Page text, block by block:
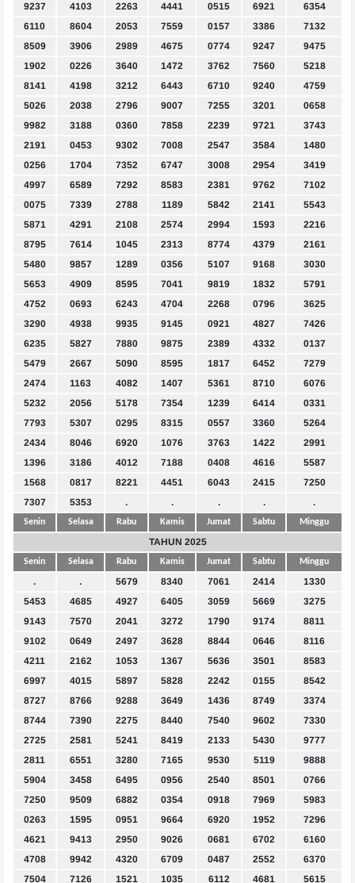
9237
4103 2263 4441 0515 6921
6354
6110
8604 2053 7559 0157 3386
7132
8509
3906 2989 4675 0774 9247
9475
1902
0226 3640 1472 3762 7560
5218
8141
4198 3212 6443 6710 9240
4759
5026
2038 2796 9007 7255 3201
0658
9982
3188 0360 7858 2239 9721
3743
2191
0453 9302 7008 2547 3584
1480
0256
1704 7352 6747 3008 2954
3419
4997
6589 7292 8583 2381 9762
7102
0075
7339 2788 1189 5842 2141
5543
5871
4291 2108 2574 2994 1593
2216
8795
7614 1045 2313 8774 4379
2161
5480
9857 1289 0356 5107 9168
3030
5653
4909 8595 7041 9819 1832
5791
4752
0693 6243 4704 2268 0796
3625
3290
4938 9935 9145 0921 4827
7426
6235
5827 7880 9875 2389 4332
0137
5479
2667 5090 8595 1817 6452
7279
2474
1163 4082 1407 5361 8710
6076
5232
2056 5178 7354 1239 6414
0331
7793
5307 0295 8315 0557 3360
5264
2434
8046 6920 1076 3763 1422
2991
1396
3186 4012 7188 0408 4616
5587
1568
0817 8221 4451 6043 2415
7250
7307
5353 . . . . .
Senin Selasa Rabu Kamis Jumat Sabtu Minggu
TAHUN 2025
Senin Selasa Rabu Kamis Jumat Sabtu Minggu
. . 5679 8340 7061 2414
1330
5453
4685 4927 6405 3059 5669
3275
9143
7570 2041 3272 1790 9174
8811
9102
0649 2497 3628 8844 0646
8116
4211
2162 1053 1367 5636 3501
8583
6997
4015 5897 5828 2242 0155
8542
8727
8766 9288 3649 1436 8749
3374
8744
7390 2275 8440 7540 9602
7330
2725
2581 5241 8419 2133 5430
9777
2811
6551 3280 7165 9530 5119
9888
5904
3458 6495 0956 2540 8501
0766
7250
9509 6882 0354 0918 7969
5983
0263
1595 0951 9664 6920 1952
7296
4621
9413 2950 9026 0681 6702
6160
4708
9942 4320 6709 0487 2552
6370
7504
7126 1521 1035 6112 4681 5615